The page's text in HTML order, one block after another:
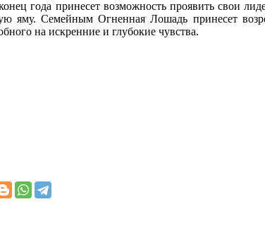
года принесет возможность проявить свои
яму. Семейным Огненная Лошадь принесет
на искренние и глубокие чувства.